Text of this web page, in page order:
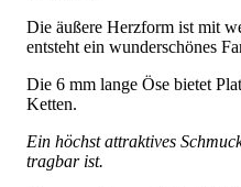
Die äußere Herzform ist mit
entsteht ein wunderschönes
Die 6 mm lange Öse bietet
Ketten.
Ein höchst attraktives
tragbar ist.